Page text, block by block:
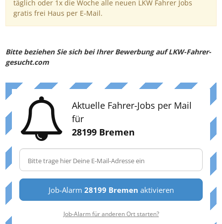
täglich oder 1x die Woche alle neuen LKW Fahrer Jobs
gratis frei Haus per E-Mail.
Bitte beziehen Sie sich bei Ihrer Bewerbung auf LKW-Fahrer-
gesucht.com
Aktuelle Fahrer-Jobs per Mail
für
28199 Bremen
Job-Alarm 28199 Bremen aktivieren
Job-Alarm für anderen Ort starten?